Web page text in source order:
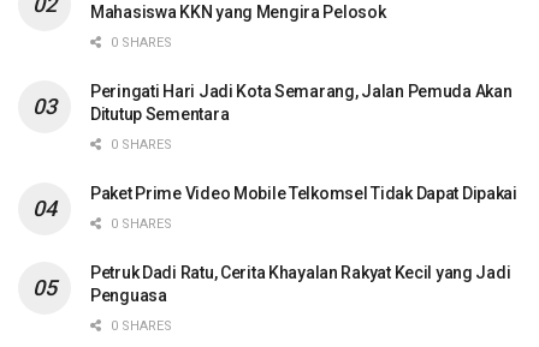
Mahasiswa KKN yang Mengira Pelosok
0 SHARES
Peringati Hari Jadi Kota Semarang, Jalan Pemuda Akan
Ditutup Sementara
0 SHARES
Paket Prime Video Mobile Telkomsel Tidak Dapat Dipakai
0 SHARES
Petruk Dadi Ratu, Cerita Khayalan Rakyat Kecil yang Jadi
Penguasa
0 SHARES